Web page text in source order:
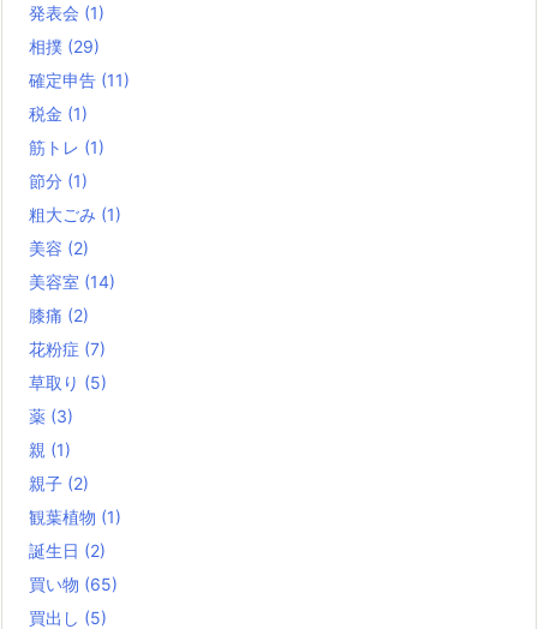
発表会 (1)
相撲 (29)
確定申告 (11)
税金 (1)
筋トレ (1)
節分 (1)
粗大ごみ (1)
美容 (2)
美容室 (14)
膝痛 (2)
花粉症 (7)
草取り (5)
薬 (3)
親 (1)
親子 (2)
観葉植物 (1)
誕生日 (2)
買い物 (65)
買出し (5)